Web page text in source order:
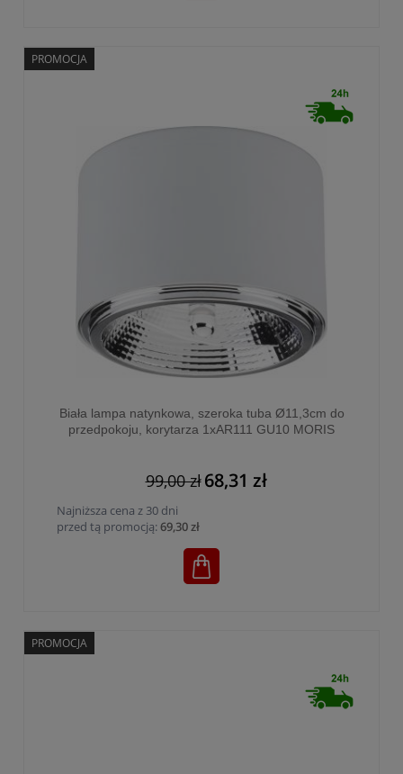
Biała lampa natynkowa, szeroka tuba Ø11,3cm do
przedpokoju, korytarza 1xAR111 GU10 MORIS
99,00 zł68,31 zł
Najniższa cena z 30 dni
przed tą promocją:69,30 zł
PROMOCJA
PROMOCJA